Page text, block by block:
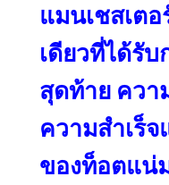
แมนเชสเต
เดียวที่ได้รั
สุดท้าย ควา
ความสำเร็
ของท็อตแน่